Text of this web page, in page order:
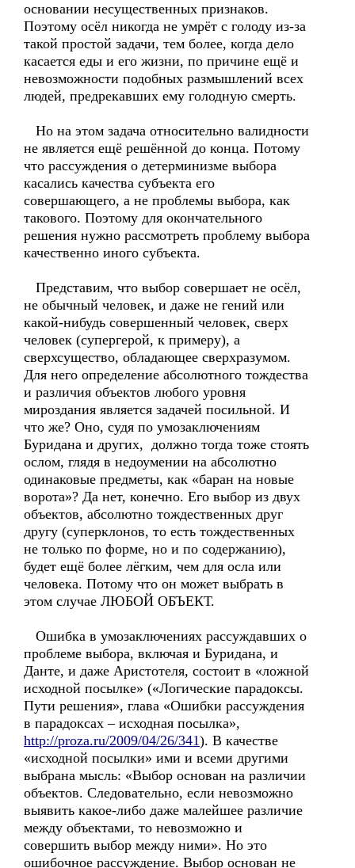
основании несущественных признаков.
Поэтому осёл никогда не умрёт с голоду из-за
такой простой задачи, тем более, когда дело
касается еды и его жизни, по причине ещё и
невозможности подобных размышлений всех
людей, предрекавших ему голодную смерть.
Но на этом задача относительно валидности
не является ещё решённой до конца. Потому
что рассуждения о детерминизме выбора
касались качества субъекта его
совершающего, а не проблемы выбора, как
такового. Поэтому для окончательного
решения нужно рассмотреть проблему выбора
качественно иного субъекта.
Представим, что выбор совершает не осёл,
не обычный человек, и даже не гений или
какой-нибудь совершенный человек, сверх
человек (супергерой, к примеру), а
сверхсущество, обладающее сверхразумом.
Для него определение абсолютного тождества
и различия объектов любого уровня
мироздания является задачей посильной. И
что же? Оно, судя по умозаключениям
Буридана и других, должно тогда тоже стоять
ослом, глядя в недоумении на абсолютно
одинаковые предметы, как «баран на новые
ворота»? Да нет, конечно. Его выбор из двух
объектов, абсолютно тождественных друг
другу (суперклонов, то есть тождественных
не только по форме, но и по содержанию),
будет ещё более лёгким, чем для осла или
человека. Потому что он может выбрать в
этом случае ЛЮБОЙ ОБЪЕКТ.
Ошибка в умозаключениях рассуждавших о
проблеме выбора, включая и Буридана, и
Данте, и даже Аристотеля, состоит в «ложной
исходной посылке» («Логические парадоксы.
Пути решения», глава «Ошибки рассуждения
в парадоксах – исходная посылка»,
http://proza.ru/2009/04/26/341). В качестве
«исходной посылки» ими и всеми другими
выбрана мысль: «Выбор основан на различии
объектов. Следовательно, если невозможно
выявить какое-либо даже малейшее различие
между объектами, то невозможно и
совершить выбор между ними». Но это
ошибочное рассуждение. Выбор основан не